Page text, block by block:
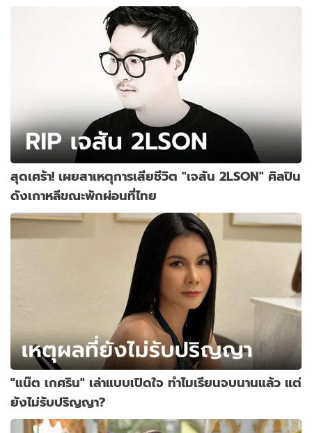
สุดเศร้า! เผยสาเหตุการเสียชีวิต "เจสัน 2LSON" ศิลปิน
ดังเกาหลีขณะพักผ่อนที่ไทย
"แน๊ต เกศริน" เล่าแบบเปิดใจ ทำไมเรียนจบนานแล้ว แต่
ยังไม่รับปริญญา?